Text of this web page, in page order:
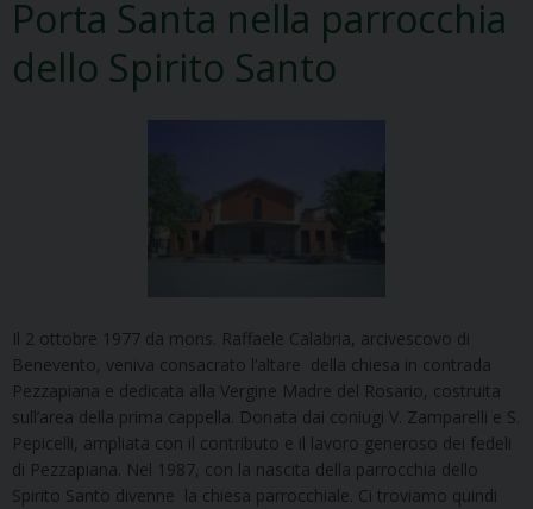
Porta Santa nella parrocchia
dello Spirito Santo
Il 2 ottobre 1977 da mons. Raffaele Calabria, arcivescovo di
Benevento, veniva consacrato l’altare della chiesa in contrada
Pezzapiana e dedicata alla Vergine Madre del Rosario, costruita
sull’area della prima cappella. Donata dai coniugi V. Zamparelli e S.
Pepicelli, ampliata con il contributo e il lavoro generoso dei fedeli
di Pezzapiana. Nel 1987, con la nascita della parrocchia dello
Spirito Santo divenne la chiesa parrocchiale. Ci troviamo quindi